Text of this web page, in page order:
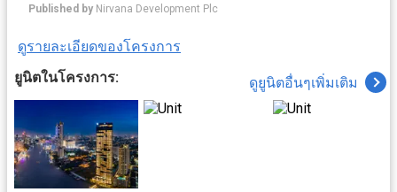
เก่าอันเงียบสงบ ภายใต้แนวคิด The Sanctuary for your Soul แต่
ค้า และธุรกิจสิ่งอำนวยความสะดวกครบครัน อาทิ ระบบรักษาความ
ปลอดภัย มีคลับเฮ้าส์ ฟิตเนส สระว่ายน้ำ เดินทางสะดวกด้วยใกล้
รถไฟฟ้า สถานนีสะพานตากสิน สะดวกสบายใกล้สถาที่สำคัญ ยกยอ
มารีน่า, วัดทองนพคุณ, รพ.ตากสิน ฯลฯ
Published by Nirvana Development Plc
ดูรายละเอียดของโครงการ
ยูนิตในโครงการ:
ดูยูนิตอื่นๆเพิ่มเติม